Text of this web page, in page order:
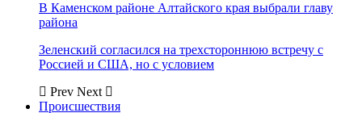
В Каменском районе Алтайского края выбрали главу
района
Зеленский согласился на трехстороннюю встречу с
Россией и США, но с условием
Prev Next
Происшествия